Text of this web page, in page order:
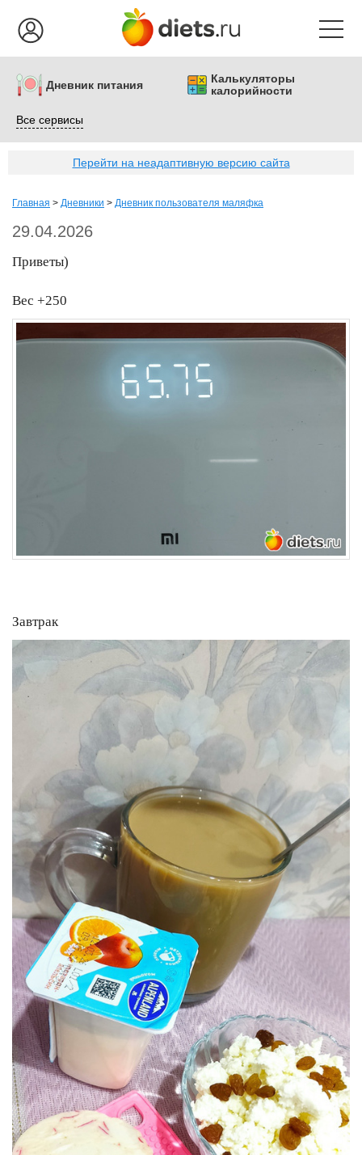
Дневник питания
Калькуляторы
калорийности
Все сервисы
Перейти на неадаптивную версию сайта
Главная > Дневники > Дневник пользователя маляфка
29.04.2026
Приветы)
Вес +250
Завтрак